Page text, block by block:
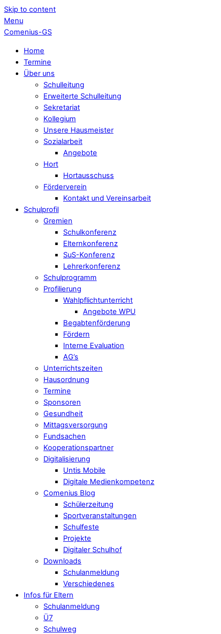
Skip to content
Menu
Comenius-GS
Home
Termine
Über uns
Schulleitung
Erweiterte Schulleitung
Sekretariat
Kollegium
Unsere Hausmeister
Sozialarbeit
Angebote
Hort
Hortausschuss
Förderverein
Kontakt und Vereinsarbeit
Schulprofil
Gremien
Schulkonferenz
Elternkonferenz
SuS-Konferenz
Lehrerkonferenz
Schulprogramm
Profilierung
Wahlpflichtunterricht
Angebote WPU
Begabtenförderung
Fördern
Interne Evaluation
AG’s
Unterrichtszeiten
Hausordnung
Termine
Sponsoren
Gesundheit
Mittagsversorgung
Fundsachen
Kooperationspartner
Digitalisierung
Untis Mobile
Digitale Medienkompetenz
Comenius Blog
Schülerzeitung
Sportveranstaltungen
Schulfeste
Projekte
Digitaler Schulhof
Downloads
Schulanmeldung
Verschiedenes
Infos für Eltern
Schulanmeldung
Ü7
Schulweg